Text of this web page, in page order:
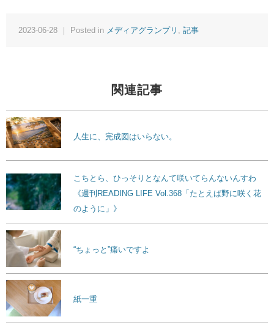
2023-06-28 ｜ Posted in メディアグランプリ 記事
関連記事
人生に、完成図はいらない。
こちとら、ひっそりとなんて咲いてらんないんすわ
《週刊READING LIFE Vol.368「たとえば野に咲く花
のように」》
“ちょっと”痛いですよ
紙一重